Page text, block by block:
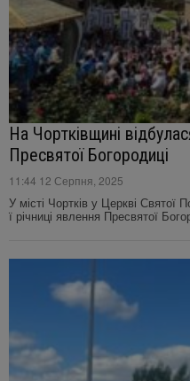
На Чортківщині
Пресвятої Богородиці
11:44 12 Серпня, 2025
У місті Чортків у Церкві Святої
ї річниці явлення Пресвятої